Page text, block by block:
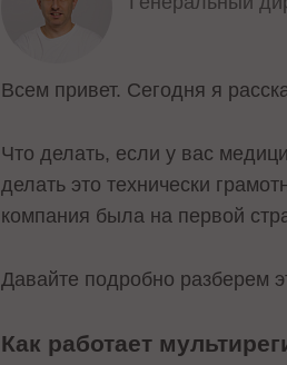
Всем привет. Сегодня я
Что делать, если у вас
делать это технически
компания была на первой
Давайте подробно разберем
Как работает